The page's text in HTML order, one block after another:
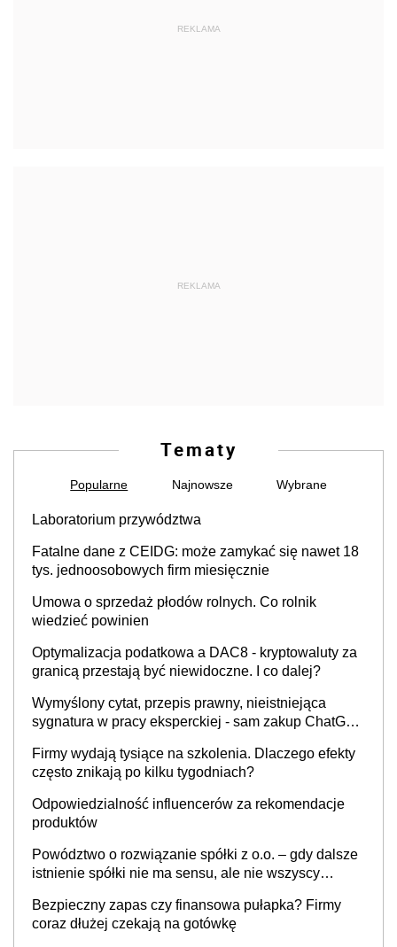
REKLAMA
REKLAMA
Tematy
Popularne Najnowsze Wybrane
Laboratorium przywództwa
Fatalne dane z CEIDG: może zamykać się nawet 18
tys. jednoosobowych firm miesięcznie
Umowa o sprzedaż płodów rolnych. Co rolnik
wiedzieć powinien
Optymalizacja podatkowa a DAC8 - kryptowaluty za
granicą przestają być niewidoczne. I co dalej?
Wymyślony cytat, przepis prawny, nieistniejąca
sygnatura w pracy eksperckiej - sam zakup ChatGPT
Firmy wydają tysiące na szkolenia. Dlaczego efekty
często znikają po kilku tygodniach?
Odpowiedzialność influencerów za rekomendacje
produktów
Powództwo o rozwiązanie spółki z o.o. – gdy dalsze
istnienie spółki nie ma sensu, ale nie wszyscy
Bezpieczny zapas czy finansowa pułapka? Firmy
coraz dłużej czekają na gotówkę